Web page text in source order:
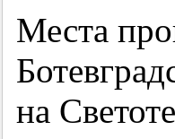
Места
на